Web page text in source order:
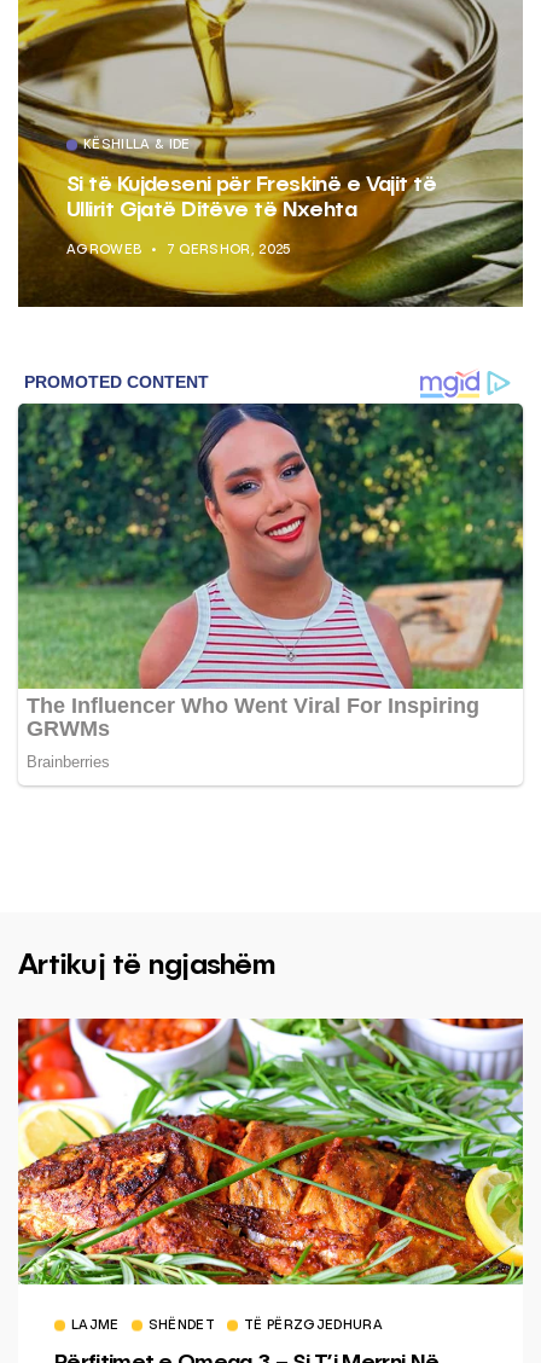
KËSHILLA & IDE
Si të Kujdeseni për Freskinë e Vajit të
Ullirit Gjatë Ditëve të Nxehta
AGROWEB 7 QERSHOR, 2025
Artikuj të ngjashëm
LAJME SHËNDET TË PËRZGJEDHURA